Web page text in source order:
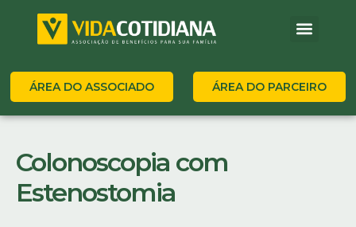
ÁREA DO ASSOCIADO ÁREA DO PARCEIRO
Colonoscopia com
Estenostomia